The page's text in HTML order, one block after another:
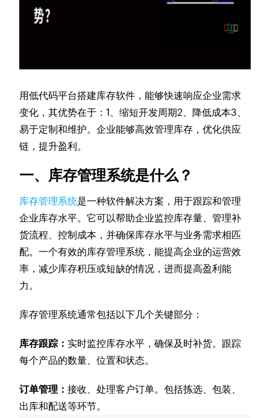
用低代码平台搭建库存软件，能够快速响应企业需求
变化，其优势在于：1、缩短开发周期2、降低成本3、
易于定制和维护。企业能够高效管理库存，优化供应
链，提升盈利。
一、库存管理系统是什么？
库存管理系统是一种软件解决方案，用于跟踪和管理
企业库存水平。它可以帮助企业监控库存量、管理补
货流程、控制成本，并确保库存水平与业务需求相匹
配。一个有效的库存管理系统，能提高企业的运营效
率，减少库存积压或短缺的情况，进而提高盈利能
力。
库存管理系统通常包括以下几个关键部分：
库存跟踪： 实时监控库存水平，确保及时补货。跟踪
每个产品的数量、位置和状态。
订单管理：接收、处理客户订单。包括拣选、包装、
出库和配送等环节。